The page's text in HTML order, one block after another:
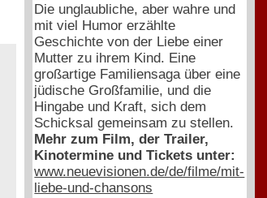
Die unglaubliche, aber wahre und
mit viel Humor erzählte
Geschichte von der Liebe einer
Mutter zu ihrem Kind. Eine
großartige Familiensaga über eine
jüdische Großfamilie, und die
Hingabe und Kraft, sich dem
Schicksal gemeinsam zu stellen.
Mehr zum Film, der Trailer,
Kinotermine und Tickets unter:
www.neuevisionen.de/de/filme/mit-
liebe-und-chansons